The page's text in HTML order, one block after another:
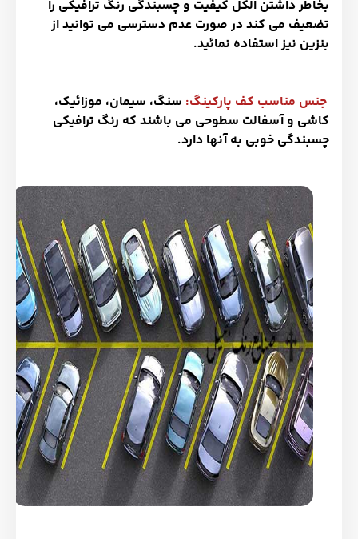
بخاطر داشتن الکل کیفیت و چسبندگی رنگ ترافیکی را
تضعیف می کند در صورت عدم دسترسی می توانید از
بنزین نیز استفاده نمائید.
جنس مناسب کف پارکینگ: سنگ، سیمان، موزائیک،
کاشی و آسفالت سطوحی می باشند که رنگ ترافیکی
چسبندگی خوبی به آنها دارد.